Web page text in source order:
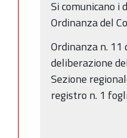
Si comunicano i
Ordinanza del
Ordinanza n.
deliberazione
Sezione
registro n. 1